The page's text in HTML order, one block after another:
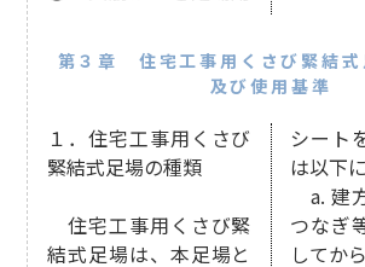
第３章 住宅工事用くさび緊結式
及び使用基準
１．住宅工事用くさび
緊結式足場の種類
住宅工事用くさび緊
結式足場は、本足場と
シート
は以下
a. 建
つなぎ
してか